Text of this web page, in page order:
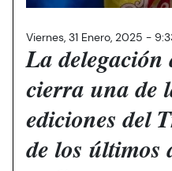
Viernes, 31 Enero, 2025 -
La
cierra una de
ediciones del
de los últimos